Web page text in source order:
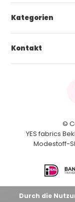
Kategorien
Kontakt
©
YES fabrics
Modestoff-
Durch die